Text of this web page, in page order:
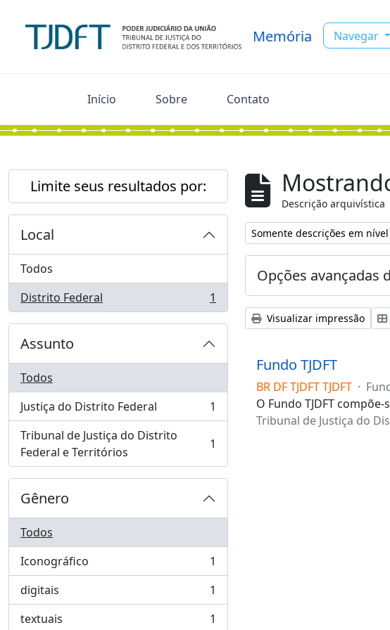
Memória Navegar
Início Sobre Contato
Limite seus resultados por:
Local
Todos
Distrito Federal
, 1 resultados 1
Assunto
Todos
Justiça do Distrito Federal
, 1 resultados
1
Tribunal de Justiça do Distrito
Federal e Territórios
, 1 resultados 1
Gênero
Todos
Iconográfico
, 1 resultados
1
digitais
, 1 resultados
1
textuais
, 1 resultados 1
Descrição arquivística
Remover filtro:
Somente descrições em
Opções avançadas
Visualizar impressão
Fundo TJDFT
BR DF TJDFT TJDFT ·
O Fundo TJDFT
Tribunal de Justiça do